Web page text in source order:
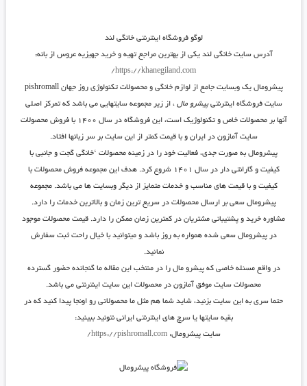
لوگو فروشگاه اینترنتی خانگی لند
آدرس سایت خانگی لند یکی از بهترین مراجع تهیه و خرید جهیزیه عروس از بانه:
https://khanegiland.com/
پیشرومال یک وبسایت جامع از لوازم خانگی و محصولات تکنولوژی روز جهان pishromall
سایت فروشگاه اینترنتیپیشرو مال ، از زیر مجموعه سایتهایی می باشد که تمرکز اصلی
آنها بر محصولات خاص و تکنولوژیک است، این فروشگاه در سال ۱۴۰۰ با فروش محصولات
سایت آمازون در ایران و با قیمت کمتر از این سایت بر سر زبانها افتاد.
پیشرومال به صورت جدی، فعالیت خود را در زمینه محصولات ‘خانگی گجت و جانبی با
کیفیت و گارانتی دار در سال ۱۴۰۱ شروع کرد. هدف این مجموعه فروش محصولات با
کیفیت و با قیمت های مناسب و خدمات متمایز از دیگر وبسایت ها می باشد. مجموعه
پیشرومال سعی بر ارسال محصولات در سریع ترین زمان و بالاترین خدمات را دارد.
مشاوره خرید و پشتیبانی مشتریان در کمترین زمان ممکن را دارد. قیمت محصولات موجود
در پیشرومال سعی شده همواره به روز باشد و میتوانید با خیال راحت ثبت سفارش
نمائید.
در واقع مسئله خاصی که پیشرو مال را در منتخب این مقاله ما گنجانده حضور گسترده
محصولات سایت موفق آمازون در محصولات این سایت اینترنتی می باشد.
حتما سری به این سایت بزنید، شاید شما هم مثل ما محصولاتی رو اونجا پیدا کنید که در
بقیه سایتها یا سرچ های اینترنتی ایرانی نتونید ببینید:
سایت پیشرومال: https://pishromall.com/